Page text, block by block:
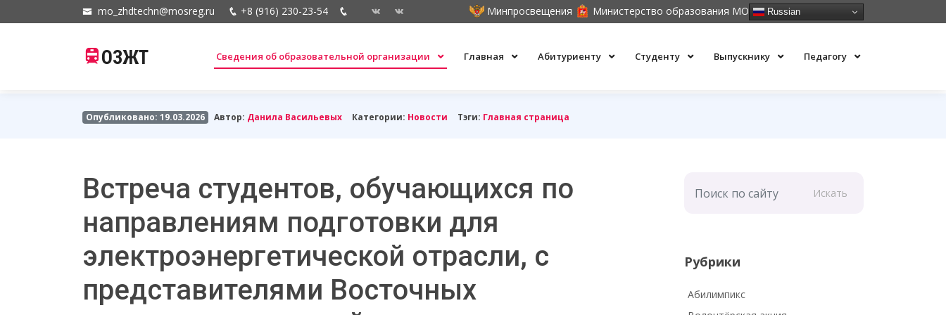
mo_zhdtechn@mosreg.ru +8 (916) 230-23-54 Минпросвещения Министерство образования МО Russian
ОЗЖТ Сведения об образовательной организации Главная Абитуриенту Студенту Выпускнику Педагогу
Опубликовано: 19.03.2026 Автор: Данила Васильевых Категории: Новости Тэги: Главная страница
Встреча студентов, обучающихся по
направлениям подготовки для
электроэнергетической отрасли, с
представителями Восточных
Искать
Рубрики
Абилимпикс